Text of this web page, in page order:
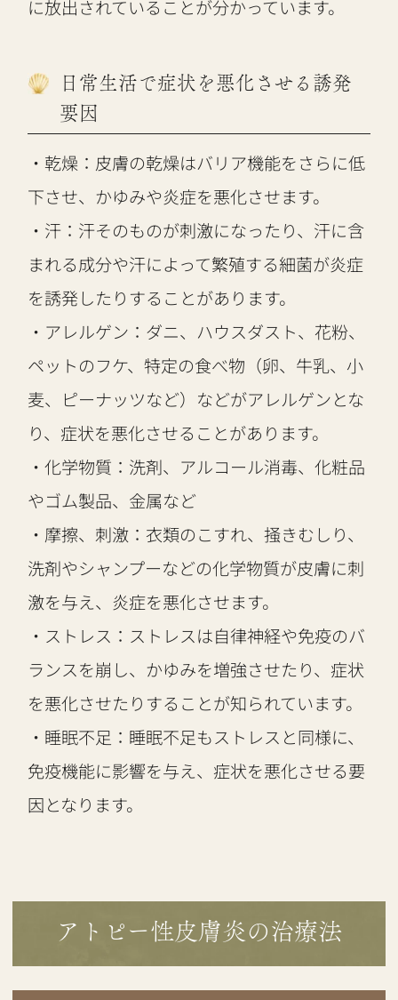
に放出されていることが分かっています。
日常生活で症状を悪化させる誘発
要因
・乾燥：皮膚の乾燥はバリア機能をさらに低
下させ、かゆみや炎症を悪化させます。
・汗：汗そのものが刺激になったり、汗に含
まれる成分や汗によって繁殖する細菌が炎症
を誘発したりすることがあります。
・アレルゲン：ダニ、ハウスダスト、花粉、
ペットのフケ、特定の食べ物（卵、牛乳、小
麦、ピーナッツなど）などがアレルゲンとな
り、症状を悪化させることがあります。
・化学物質：洗剤、アルコール消毒、化粧品
やゴム製品、金属など
・摩擦、刺激：衣類のこすれ、掻きむしり、
洗剤やシャンプーなどの化学物質が皮膚に刺
激を与え、炎症を悪化させます。
・ストレス：ストレスは自律神経や免疫のバ
ランスを崩し、かゆみを増強させたり、症状
を悪化させたりすることが知られています。
・睡眠不足：睡眠不足もストレスと同様に、
免疫機能に影響を与え、症状を悪化させる要
因となります。
アトピー性皮膚炎の治療法